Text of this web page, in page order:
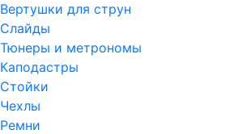
Вертушки для струн
Слайды
Тюнеры и метрономы
Каподастры
Стойки
Чехлы
Ремни